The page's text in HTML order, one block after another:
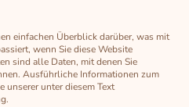
einfachen Überblick darüber, was mit
wenn Sie diese Website
sind alle Daten, mit denen Sie
Ausführliche Informationen zum
unserer unter diesem Text